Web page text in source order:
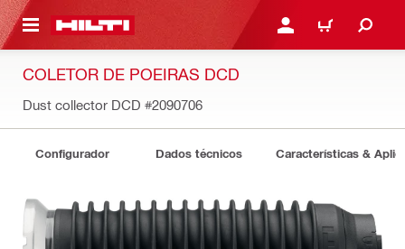
CONTENT ENTRAR OU REGISTAR
CARRINHO
COLETOR DE POEIRAS DCD
Dust collector DCD #2090706
Configurador Dados técnicos Características &